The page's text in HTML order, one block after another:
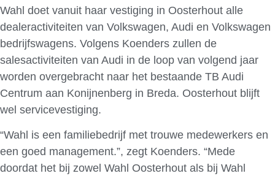
Wahl doet vanuit haar vestiging in Oosterhout alle
dealeractiviteiten van Volkswagen, Audi en Volkswagen
bedrijfswagens. Volgens Koenders zullen de
salesactiviteiten van Audi in de loop van volgend jaar
worden overgebracht naar het bestaande TB Audi
Centrum aan Konijnenberg in Breda. Oosterhout blijft
wel servicevestiging.
“Wahl is een familiebedrijf met trouwe medewerkers en
een goed management.”, zegt Koenders. “Mede
doordat het bij zowel Wahl Oosterhout als bij Wahl